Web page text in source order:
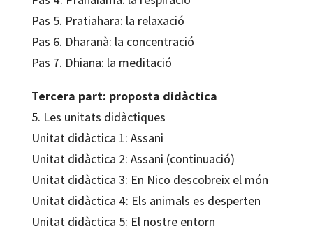
Pas 5. Pratiahara: la relaxació
Pas 6. Dharanà: la concentració
Pas 7. Dhiana: la meditació
Tercera part: proposta didàctica
5. Les unitats didàctiques
Unitat didàctica 1: Assani
Unitat didàctica 2: Assani (continuació)
Unitat didàctica 3: En Nico descobreix el món
Unitat didàctica 4: Els animals es desperten
Unitat didàctica 5: El nostre entorn